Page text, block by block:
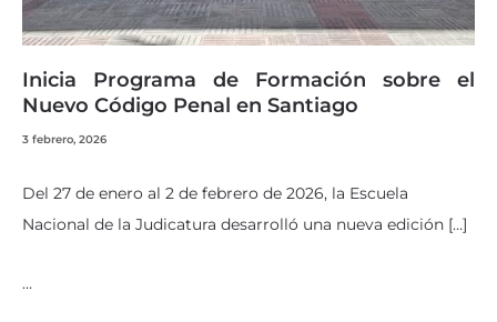
Inicia Programa de Formación sobre el
Nuevo Código Penal en Santiago
3 febrero, 2026
Del 27 de enero al 2 de febrero de 2026, la Escuela
Nacional de la Judicatura desarrolló una nueva edición […]
…